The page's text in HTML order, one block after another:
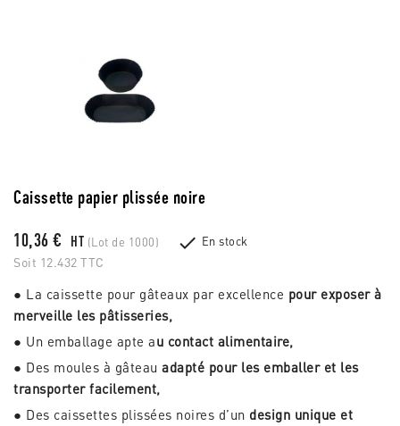
Caissette papier plissée noire
10,36 € HT (Lot de 1000)
Soit 12.432 TTC
 En stock
● La caissette pour gâteaux par excellence pour exposer à
merveille les pâtisseries,
● Un emballage apte au contact alimentaire,
● Des moules à gâteau adapté pour les emballer et les
transporter facilement,
● Des caissettes plissées noires d’un design unique et